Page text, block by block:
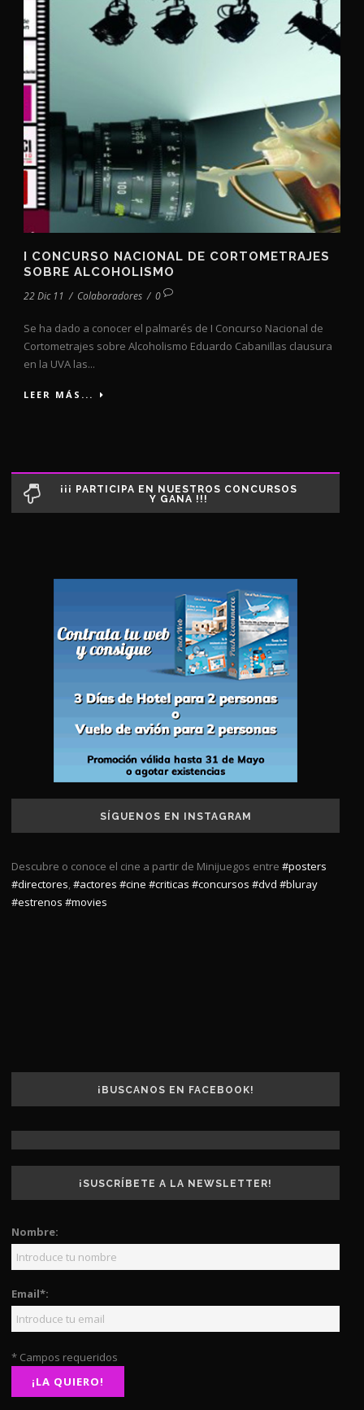
I CONCURSO NACIONAL DE CORTOMETRAJES
SOBRE ALCOHOLISMO
22 Dic 11 / Colaboradores / 0
Se ha dado a conocer el palmarés de I Concurso Nacional de
Cortometrajes sobre Alcoholismo Eduardo Cabanillas clausura
en la UVA las...
LEER MÁS...
¡¡¡ PARTICIPA EN NUESTROS CONCURSOS
Y GANA !!!
SÍGUENOS EN INSTAGRAM
Descubre o conoce el cine a partir de Minijuegos entre #posters
#directores,#actores #cine #criticas #concursos #dvd #bluray
#estrenos #movies
¡BUSCANOS EN FACEBOOK!
¡SUSCRÍBETE A LA NEWSLETTER!
Nombre:
Email*:
* Campos requeridos